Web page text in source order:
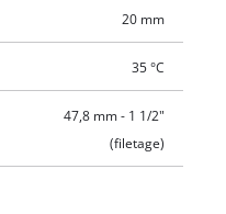
20 mm
35 °C
47,8 mm - 1 1/2"
(filetage)